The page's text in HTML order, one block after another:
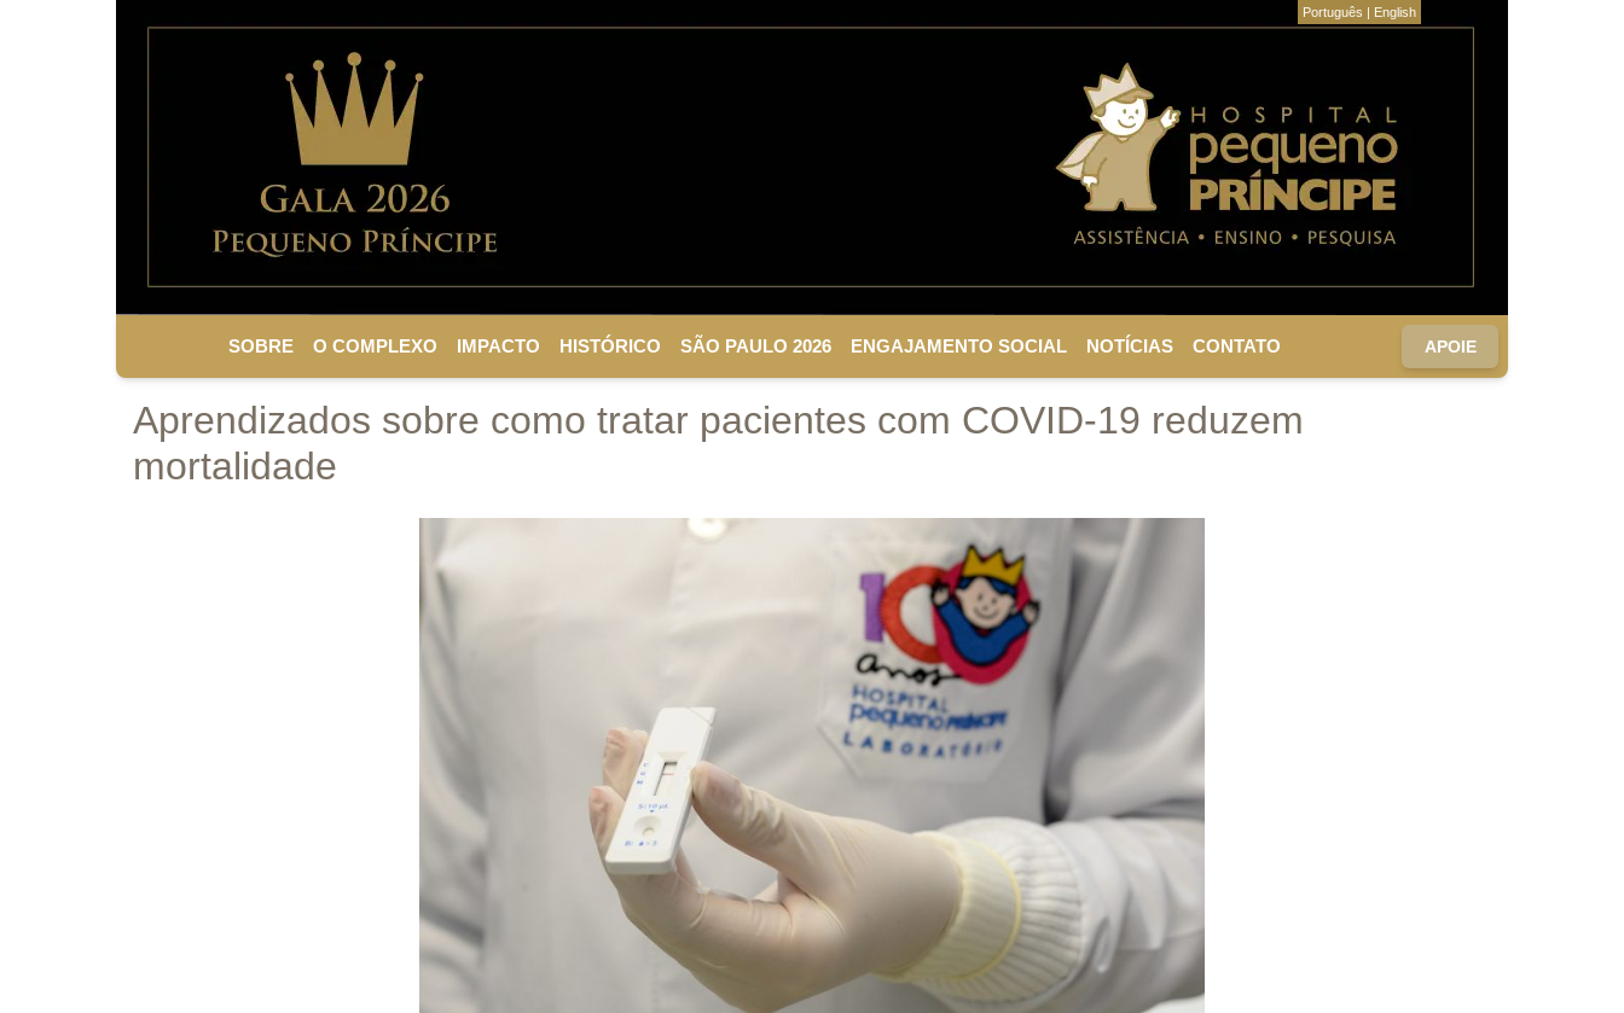
Português | English
SOBRE O COMPLEXO IMPACTO HISTÓRICO SÃO PAULO 2026 ENGAJAMENTO SOCIAL NOTÍCIAS CONTATO APOIE
Aprendizados sobre como tratar pacientes com COVID-19 reduzem
mortalidade